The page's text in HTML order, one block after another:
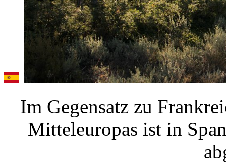
Im Gegensatz zu
Mitteleuropas ist in